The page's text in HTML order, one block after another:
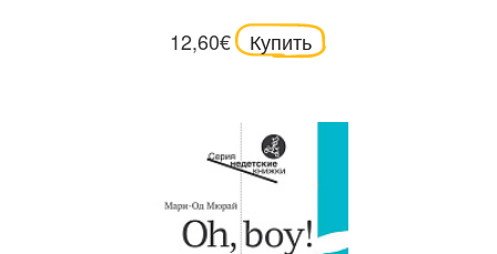
12,60€ Купить